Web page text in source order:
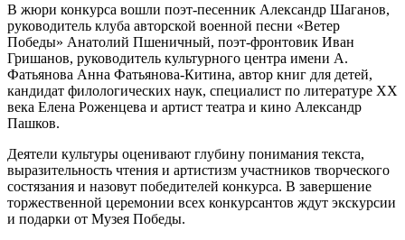
В жюри конкурса вошли поэт-песенник Александр Шаганов,
руководитель клуба авторской военной песни «Ветер
Победы» Анатолий Пшеничный, поэт-фронтовик Иван
Гришанов, руководитель культурного центра имени А.
Фатьянова Анна Фатьянова-Китина, автор книг для детей,
кандидат филологических наук, специалист по литературе XX
века Елена Роженцева и артист театра и кино Александр
Пашков.
Деятели культуры оценивают глубину понимания текста,
выразительность чтения и артистизм участников творческого
состязания и назовут победителей конкурса. В завершение
торжественной церемонии всех конкурсантов ждут экскурсии
и подарки от Музея Победы.